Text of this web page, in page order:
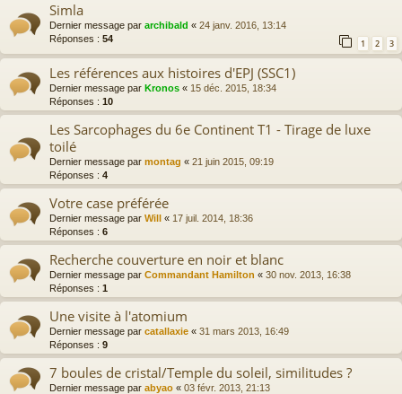
Simla
Dernier message par archibald « 24 janv. 2016, 13:14
Réponses : 54 1 2 3
Les références aux histoires d'EPJ (SSC1)
Dernier message par Kronos « 15 déc. 2015, 18:34
Réponses : 10
Les Sarcophages du 6e Continent T1 - Tirage de luxe
toilé
Dernier message par montag « 21 juin 2015, 09:19
Réponses : 4
Votre case préférée
Dernier message par Will « 17 juil. 2014, 18:36
Réponses : 6
Recherche couverture en noir et blanc
Dernier message par Commandant Hamilton « 30 nov. 2013, 16:38
Réponses : 1
Une visite à l'atomium
Dernier message par catallaxie « 31 mars 2013, 16:49
Réponses : 9
7 boules de cristal/Temple du soleil, similitudes ?
Dernier message par abyao « 03 févr. 2013, 21:13